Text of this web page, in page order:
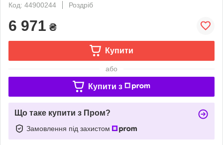
Код: 44900244
Роздріб
6 971 ₴
Купити
або
Купити з
Що таке купити з Пром?
Замовлення під захистом